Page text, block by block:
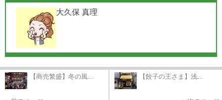
大久保 真理
【商売繁盛】冬の風... 【餃子の王さま】浅...